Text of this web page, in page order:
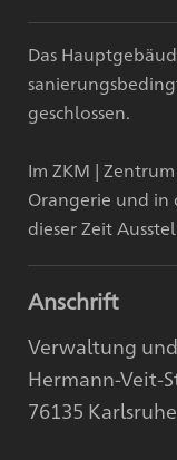
Das
geschlossen.
Im ZKM |
Orangerie und in
dieser Zeit
Anschrift
Verwaltung
Hermann-Veit-
76135 Karlsruhe